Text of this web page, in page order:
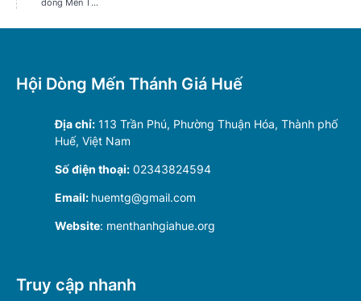
Hội Dòng Mến Thánh Giá Huế
Địa chỉ: 113 Trần Phú, Phường Thuận Hóa, Thành phố
Huế, Việt Nam
Số điện thoại: 02343824594
Email: huemtg@gmail.com
Website: menthanhgiahue.org
Truy cập nhanh